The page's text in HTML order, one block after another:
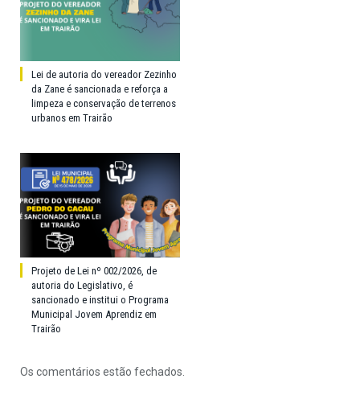
Lei de autoria do vereador Zezinho
da Zane é sancionada e reforça a
limpeza e conservação de terrenos
urbanos em Trairão
Projeto de Lei nº 002/2026, de
autoria do Legislativo, é
sancionado e institui o Programa
Municipal Jovem Aprendiz em
Trairão
Os comentários estão fechados.